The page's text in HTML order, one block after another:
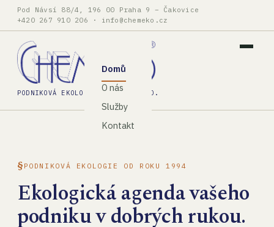
Pod Návsí 88/4, 196 00 Praha 9 – Čakovice
+420 267 910 206 · info@chemeko.cz
PODNIKOVÁ EKOLOGIE, SPOL. S R.O.
Domů
O nás
Služby
Kontakt
PODNIKOVÁ EKOLOGIE OD ROKU 1994
Ekologická agenda vašeho
podniku v dobrých rukou.